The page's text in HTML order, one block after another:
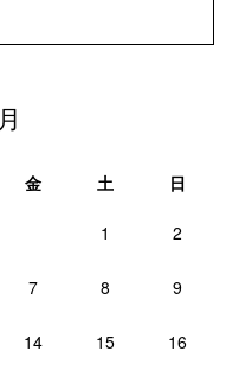
金 土 日
1 2
7 8 9
14 15 16